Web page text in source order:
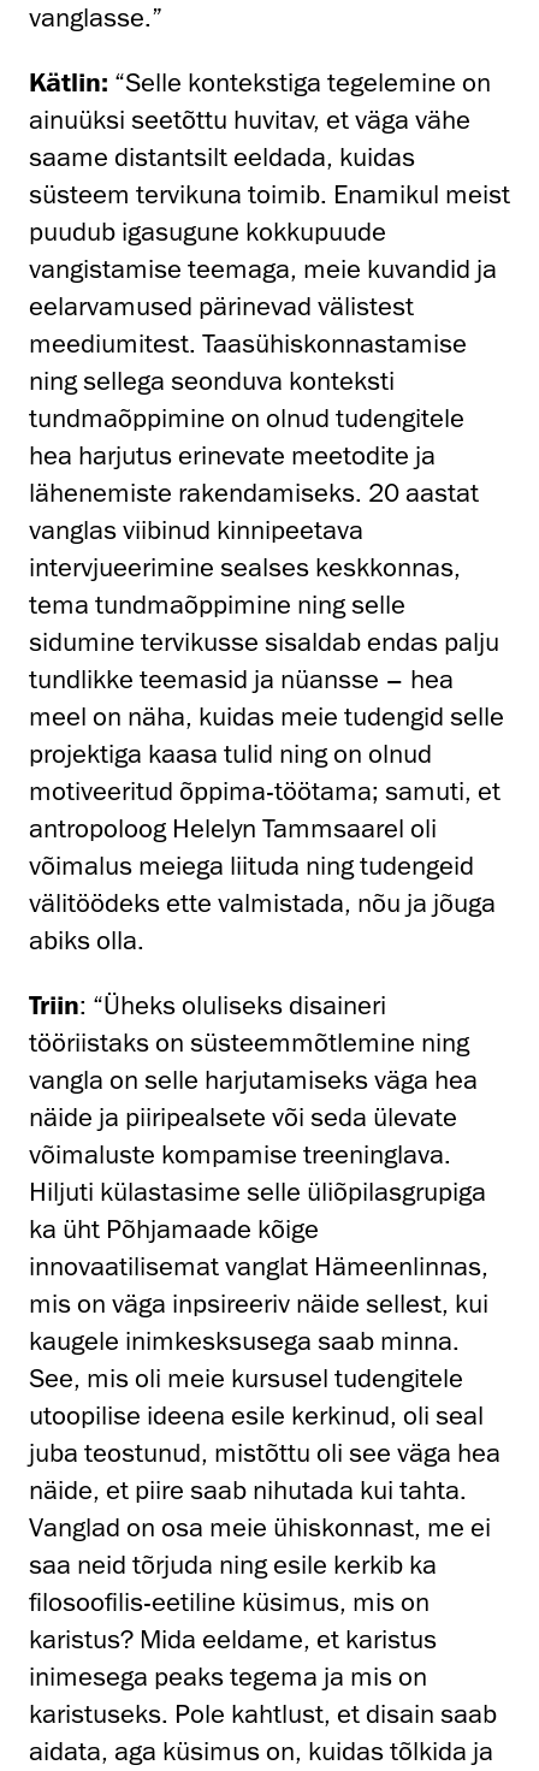
vanglasse.”
Kätlin: “Selle kontekstiga tegelemine on
ainuüksi seetõttu huvitav, et väga vähe
saame distantsilt eeldada, kuidas
süsteem tervikuna toimib. Enamikul meist
puudub igasugune kokkupuude
vangistamise teemaga, meie kuvandid ja
eelarvamused pärinevad välistest
meediumitest. Taasühiskonnastamise
ning sellega seonduva konteksti
tundmaõppimine on olnud tudengitele
hea harjutus erinevate meetodite ja
lähenemiste rakendamiseks. 20 aastat
vanglas viibinud kinnipeetava
intervjueerimine sealses keskkonnas,
tema tundmaõppimine ning selle
sidumine tervikusse sisaldab endas palju
tundlikke teemasid ja nüansse – hea
meel on näha, kuidas meie tudengid selle
projektiga kaasa tulid ning on olnud
motiveeritud õppima-töötama; samuti, et
antropoloog Helelyn Tammsaarel oli
võimalus meiega liituda ning tudengeid
välitöödeks ette valmistada, nõu ja jõuga
abiks olla.
Triin: “Üheks oluliseks disaineri
tööriistaks on süsteemmõtlemine ning
vangla on selle harjutamiseks väga hea
näide ja piiripealsete või seda ülevate
võimaluste kompamise treeninglava.
Hiljuti külastasime selle üliõpilasgrupiga
ka üht Põhjamaade kõige
innovaatilisemat vanglat Hämeenlinnas,
mis on väga inpsireeriv näide sellest, kui
kaugele inimkesksusega saab minna.
See, mis oli meie kursusel tudengitele
utoopilise ideena esile kerkinud, oli seal
juba teostunud, mistõttu oli see väga hea
näide, et piire saab nihutada kui tahta.
Vanglad on osa meie ühiskonnast, me ei
saa neid tõrjuda ning esile kerkib ka
filosoofilis-eetiline küsimus, mis on
karistus? Mida eeldame, et karistus
inimesega peaks tegema ja mis on
karistuseks. Pole kahtlust, et disain saab
aidata, aga küsimus on, kuidas tõlkida ja